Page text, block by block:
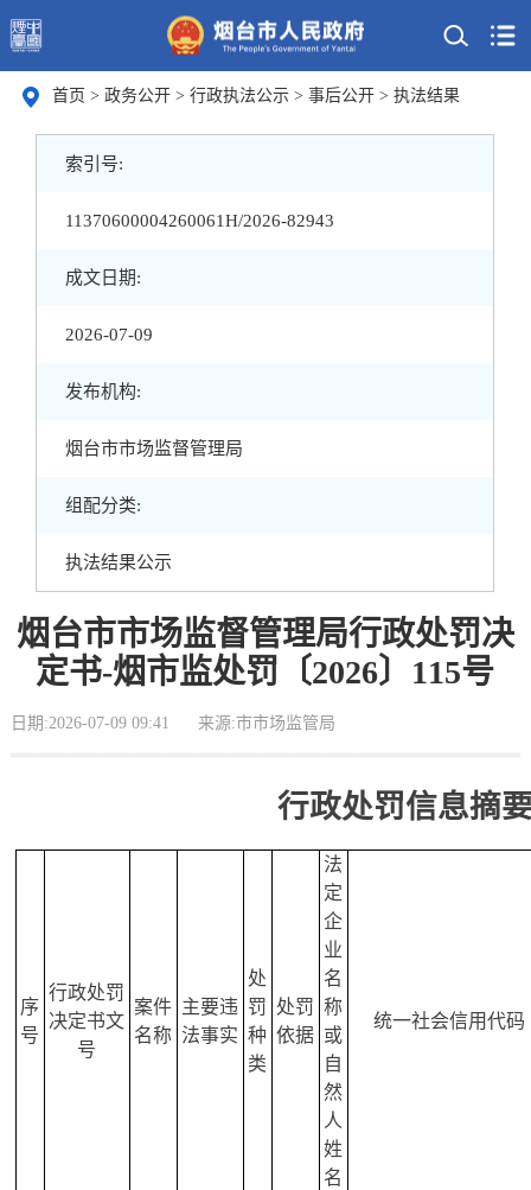
首页 > 政务公开 > 行政执法公示 > 事后公开 > 执法结果
索引号:
11370600004260061H/2026-82943
成文日期:
2026-07-09
发布机构:
烟台市市场监督管理局
组配分类:
执法结果公示
烟台市市场监督管理局行政处罚决
定书-烟市监处罚〔2026〕115号
日期:2026-07-09 09:41 来源:市市场监管局
行政处罚信息摘
序
号
行政处罚
决定书文
号
案件
名称
主要违
法事实
处
罚
种
类
处罚
依据
法
定
企
业
名
称
或
自
然
人
姓
名
统一社会信用代码